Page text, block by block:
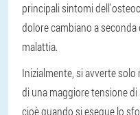
principali sintomi
dolore cambiano a
malattia.
Inizialmente, si avverte
di una maggiore tensione
cioè quando si esegue lo